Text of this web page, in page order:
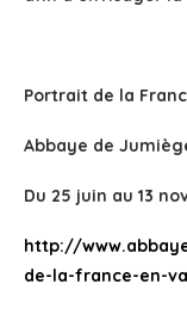
Portrait de la
Abbaye de
Du 25 juin au 13
http://
de-la-france-en-